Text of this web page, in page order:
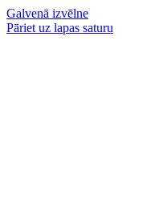
Galvenā izvēlne
Pāriet uz lapas saturu